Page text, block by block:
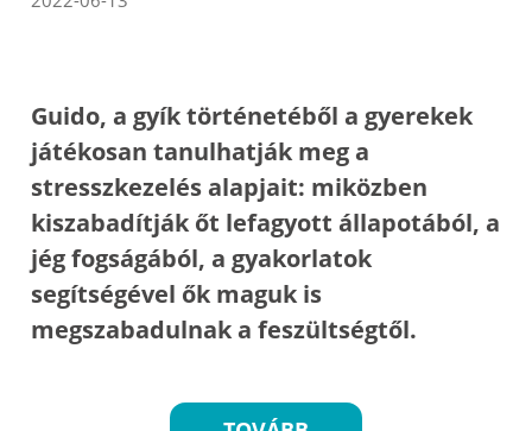
Guido, a gyík történetéből a gyerekek
játékosan tanulhatják meg a
stresszkezelés alapjait: miközben
kiszabadítják őt lefagyott állapotából, a
jég fogságából, a gyakorlatok
segítségével ők maguk is
megszabadulnak a feszültségtől.